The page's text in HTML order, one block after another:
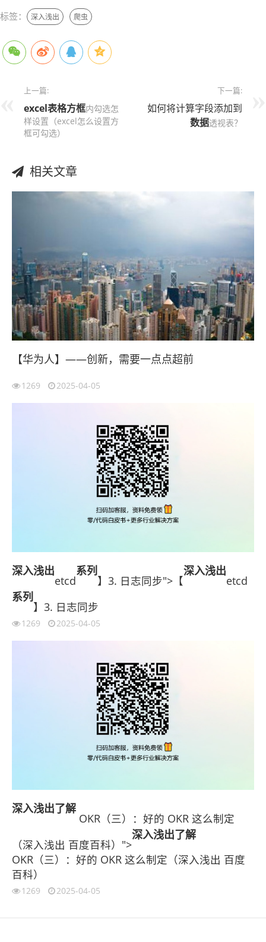
标签：
深入浅出 爬虫
上一篇:
excel表格方框内勾选怎
样设置（excel怎么设置方
框可勾选）
下一篇:
如何将计算字段添加到
数据透视表？
相关文章
【华为人】——创新，需要一点点超前
1269 2025-04-05
深入浅出
etcd
系列
】3. 日志同步">【
深入浅出
etcd
系列
】3. 日志同步
1269 2025-04-05
深入浅出了解
OKR（三）：好的 OKR 这么制定
（深入浅出 百度百科）">
深入浅出了解
OKR（三）：好的 OKR 这么制定（深入浅出 百度
百科）
1269 2025-04-05